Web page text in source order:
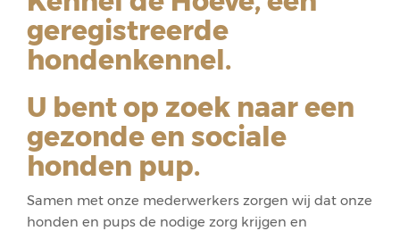
geregistreerde
hondenkennel.
U bent op zoek naar een
gezonde en sociale
honden pup.
Samen met onze mederwerkers zorgen wij dat onze
honden en pups de nodige zorg krijgen en